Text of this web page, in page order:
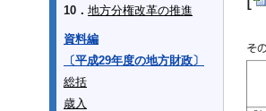
10． 地方分権改革の推進
資料編
〔平成29年度の地方財政〕
総括
歳入